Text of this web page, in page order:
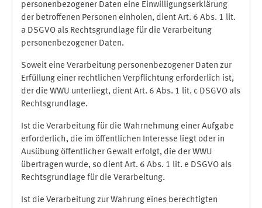
personenbezogener Daten eine Einwilligungserklärung
der betroffenen Personen einholen, dient Art. 6 Abs. 1 lit.
a DSGVO als Rechtsgrundlage für die Verarbeitung
personenbezogener Daten.
Soweit eine Verarbeitung personenbezogener Daten zur
Erfüllung einer rechtlichen Verpflichtung erforderlich ist,
der die WWU unterliegt, dient Art. 6 Abs. 1 lit. c DSGVO als
Rechtsgrundlage.
Ist die Verarbeitung für die Wahrnehmung einer Aufgabe
erforderlich, die im öffentlichen Interesse liegt oder in
Ausübung öffentlicher Gewalt erfolgt, die der WWU
übertragen wurde, so dient Art. 6 Abs. 1 lit. e DSGVO als
Rechtsgrundlage für die Verarbeitung.
Ist die Verarbeitung zur Wahrung eines berechtigten